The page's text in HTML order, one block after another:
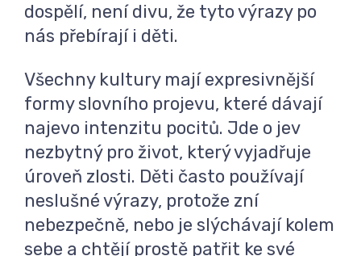
dospělí, není divu, že tyto výrazy po
nás přebírají i děti.
Všechny kultury mají expresivnější
formy slovního projevu, které dávají
najevo intenzitu pocitů. Jde o jev
nezbytný pro život, který vyjadřuje
úroveň zlosti. Děti často používají
neslušné výrazy, protože zní
nebezpečně, nebo je slýchávají kolem
sebe a chtějí prostě patřit ke své